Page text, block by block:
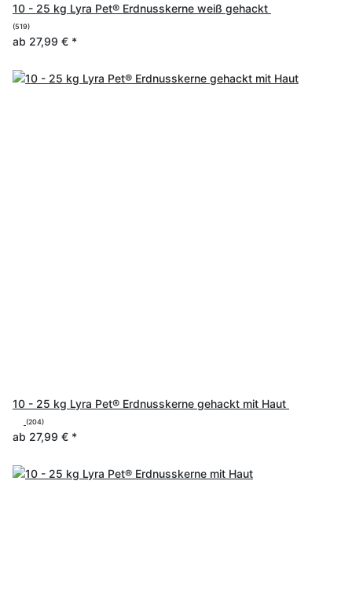
10 - 25 kg Lyra Pet® Erdnusskerne weiß gehackt
(519)
ab 27,99 € *
10 - 25 kg Lyra Pet® Erdnusskerne gehackt mit Haut
(204)
ab 27,99 € *